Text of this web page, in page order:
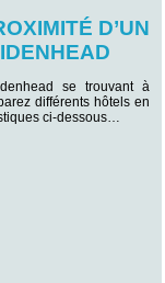
D’UN
se trouvant à
différents hôtels en
ci-dessous…